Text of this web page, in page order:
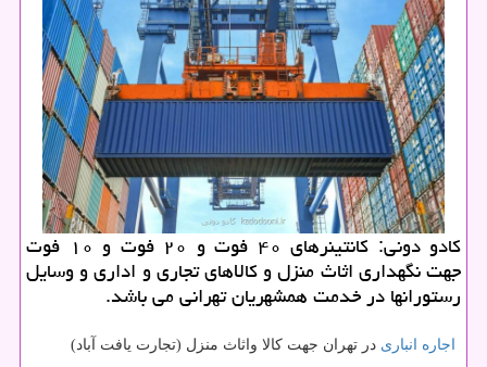
كادو دونی: كانتینرهای ۴۰ فوت و ۲۰ فوت و ۱۰ فوت
جهت نگهداری اثاث منزل و كالاهای تجاری و اداری و وسایل
رستورانها در خدمت همشهریان تهرانی می باشد.
اجاره انباری در تهران جهت کالا واثاث منزل (تجارت یافت آباد)